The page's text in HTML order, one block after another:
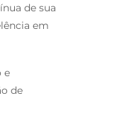
de sua
em
e
de